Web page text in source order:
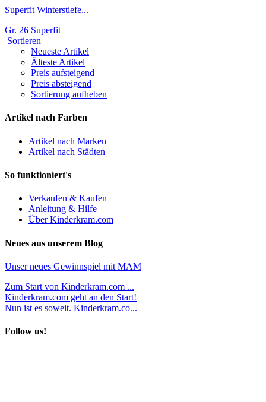
Superfit Winterstiefe...
Gr. 26 Superfit
Sortieren
Neueste Artikel
Älteste Artikel
Preis aufsteigend
Preis absteigend
Sortierung aufheben
Artikel nach Farben
Artikel nach Marken
Artikel nach Städten
So funktioniert's
Verkaufen & Kaufen
Anleitung & Hilfe
Über Kinderkram.com
Neues aus unserem Blog
Unser neues Gewinnspiel mit MAM
Zum Start von Kinderkram.com ...
Kinderkram.com geht an den Start!
Nun ist es soweit. Kinderkram.co...
Follow us!